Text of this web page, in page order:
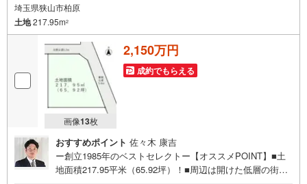
埼玉県狭山市柏原
土地217.95m2
画像13枚
2,150万円
成約でもらえる
おすすめポイント 佐々木 康吉
ー創立1985年のベストセレクトー【オススメPOINT】■土
地面積217.95平米（65.92坪）！■周辺は開けた低層の街並